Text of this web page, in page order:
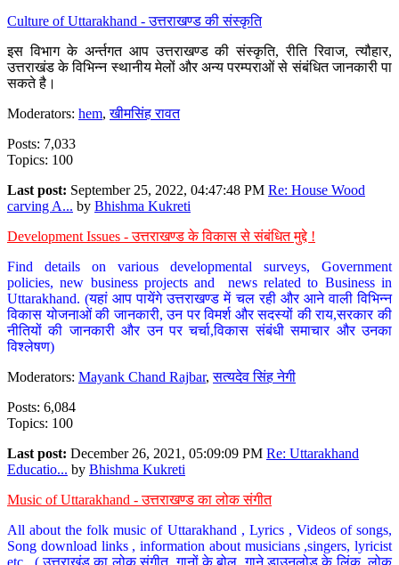
Culture of Uttarakhand - उत्तराखण्ड की संस्कृति
इस विभाग के अर्न्तगत आप उत्तराखण्ड की संस्कृति, रीति रिवाज, त्यौहार,
उत्तराखंड के विभिन्न स्थानीय मेलों और अन्य परम्पराओं से संबंधित जानकारी पा
सकते है।
Moderators: hem,खीमसिंह रावत
Posts: 7,033
Topics: 100
Last post: September 25, 2022, 04:47:48 PM Re: House Wood
carving A... by Bhishma Kukreti
Development Issues - उत्तराखण्ड के विकास से संबंधित मुद्दे !
Find details on various developmental surveys, Government
policies, new business projects and news related to Business in
Uttarakhand. (यहां आप पायेंगे उत्तराखण्ड में चल रही और आने वाली विभिन्न
विकास योजनाओं की जानकारी, उन पर विमर्श और सदस्यों की राय,सरकार की
नीतियों की जानकारी और उन पर चर्चा,विकास संबंधी समाचार और उनका
विश्लेषण)
Moderators: Mayank Chand Rajbar,सत्यदेव सिंह नेगी
Posts: 6,084
Topics: 100
Last post: December 26, 2021, 05:09:09 PM Re: Uttarakhand
Educatio... by Bhishma Kukreti
Music of Uttarakhand - उत्तराखण्ड का लोक संगीत
All about the folk music of Uttarakhand , Lyrics , Videos of songs,
Song download links , information about musicians ,singers, lyricist